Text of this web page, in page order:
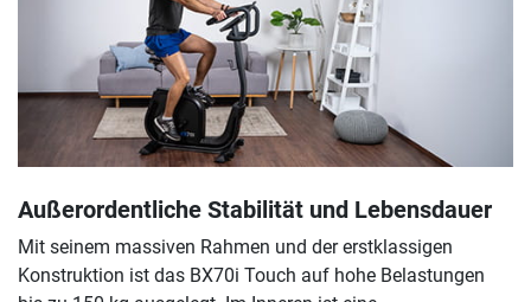
Außerordentliche Stabilität und Lebensdauer
Mit seinem massiven Rahmen und der erstklassigen
Konstruktion ist das BX70i Touch auf hohe Belastungen